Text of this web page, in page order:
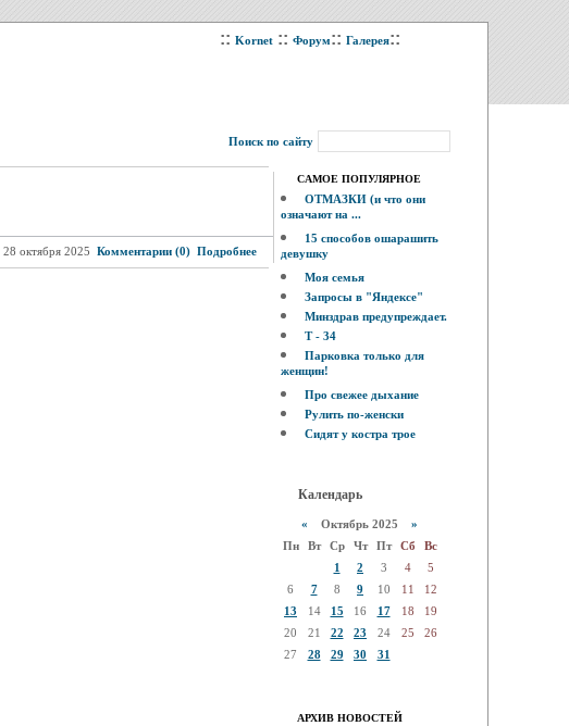
:: Kornet :: Форум:: Галерея::
Поиск по сайту
28 октября 2025 Комментарии (0) Подробнее
САМОЕ ПОПУЛЯРНОЕ
ОТМАЗКИ (и что они
означают на ...
15 способов ошарашить
девушку
Моя семья
Запросы в "Яндексе"
Минздрав предупреждает.
Т - 34
Парковка только для
женщин!
Про свежее дыхание
Рулить по-женски
Сидят у костра трое
Календарь
« Октябрь 2025 »
Пн
Вт Ср Чт Пт Сб
Вс
1
2 3 4
5
6
7 8 9 10 11
12
13
14 15 16 17 18
19
20
21 22 23 24 25
26
27
28 29 30 31
АРХИВ НОВОСТЕЙ